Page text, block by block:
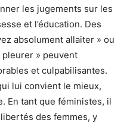
les jugements sur les
et l’éducation. Des
absolument allaiter » ou
pleurer » peuvent
et culpabilisantes.
lui convient le mieux,
En tant que féministes, il
des femmes, y